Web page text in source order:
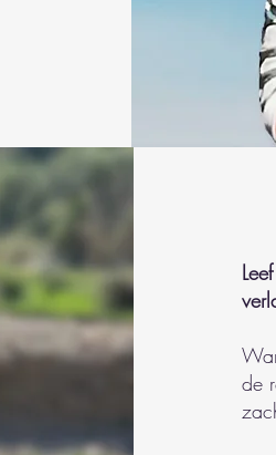
de